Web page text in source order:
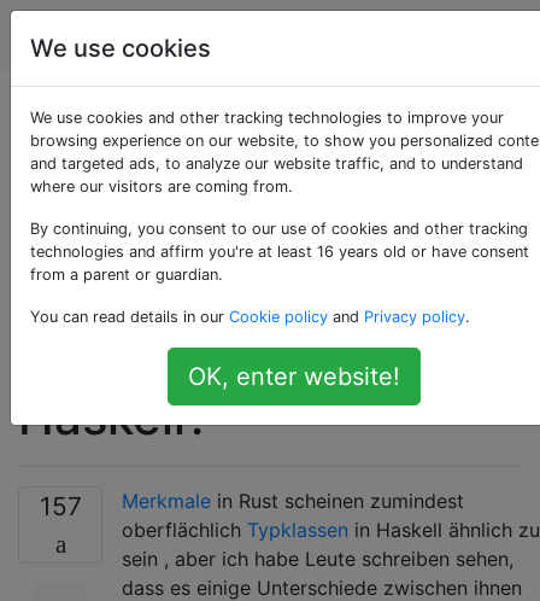
Programmierung
Was ist der
Unterschied
zwischen Merkmalen
in Rust und
Typklassen in
Haskell?
157 Merkmale in Rust scheinen zumindest
oberflächlich Typklassen in Haskell ähnlich zu
sein , aber ich habe Leute schreiben sehen,
dass es einige Unterschiede zwischen ihnen
We use cookies
We use cookies and other tracking technologies to improve your
browsing experience on our website, to show you personalized
and targeted ads, to analyze our website traffic, and to understand
where our visitors are coming from.
By continuing, you consent to our use of cookies and other tracking
technologies and affirm you're at least 16 years old or have consent
from a parent or guardian.
You can read details in our Cookie policy and Privacy policy.
OK, enter website!